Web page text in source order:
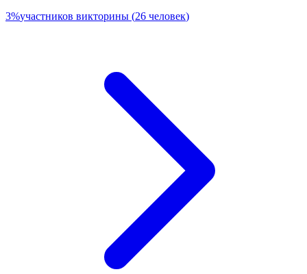
3%участников викторины (26 человек)